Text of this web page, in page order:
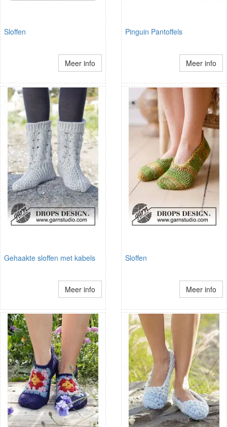
Sloffen
Meer info
Pinguin Pantoffels
Meer info
Gehaakte sloffen met kabels
Meer info
Sloffen
Meer info